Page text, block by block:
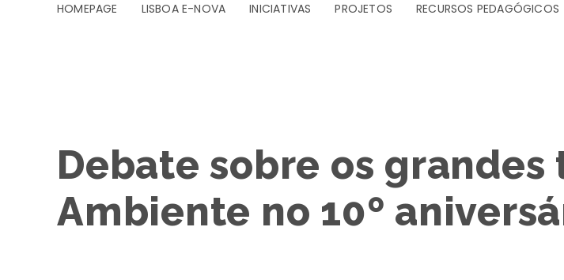
HOMEPAGE LISBOA E-NOVA INICIATIVAS PROJETOS RECURSOS PEDAGÓGICOS
Debate sobre os grandes
Ambiente no 10º